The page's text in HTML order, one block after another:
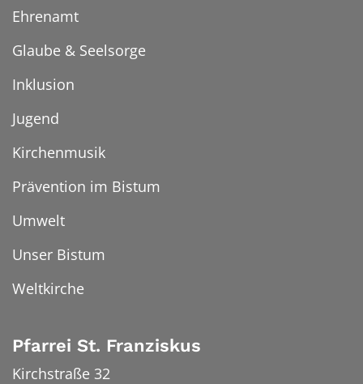
Ehrenamt
Glaube & Seelsorge
Inklusion
Jugend
Kirchenmusik
Prävention im Bistum
Umwelt
Unser Bistum
Weltkirche
Pfarrei St. Franziskus
Kirchstraße 32